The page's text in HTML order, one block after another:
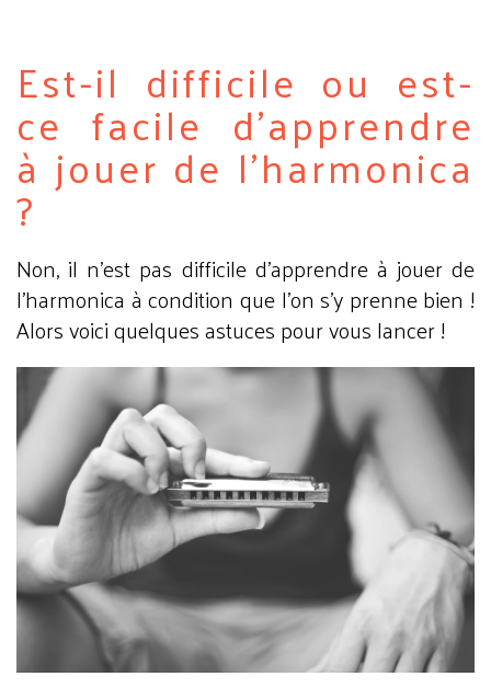
Est-il difficile ou est-
ce facile d'apprendre
à jouer de l'harmonica
?
Non, il n'est pas difficile d'apprendre à jouer de
l'harmonica à condition que l'on s'y prenne bien !
Alors voici quelques astuces pour vous lancer !